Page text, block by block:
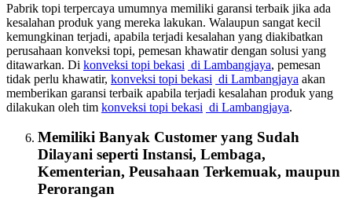
Pabrik topi terpercaya umumnya memiliki garansi terbaik jika ada
kesalahan produk yang mereka lakukan. Walaupun sangat kecil
kemungkinan terjadi, apabila terjadi kesalahan yang diakibatkan
perusahaan konveksi topi, pemesan khawatir dengan solusi yang
ditawarkan. Di konveksi topi bekasi di Lambangjaya, pemesan
tidak perlu khawatir, konveksi topi bekasi di Lambangjaya akan
memberikan garansi terbaik apabila terjadi kesalahan produk yang
dilakukan oleh tim konveksi topi bekasi di Lambangjaya.
Memiliki Banyak Customer yang Sudah
Dilayani seperti Instansi, Lembaga,
Kementerian, Peusahaan Terkemuak, maupun
Perorangan